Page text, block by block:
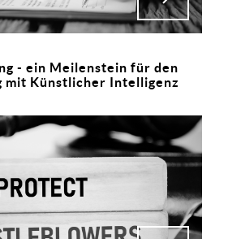
- ein Meilenstein für den
mit Künstlicher Intelligenz